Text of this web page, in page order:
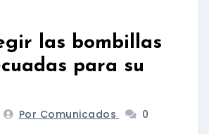
las bombillas
para su
Por Comunicados
0